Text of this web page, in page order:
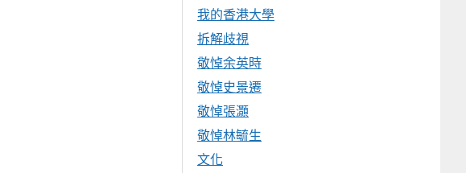
我的香港大學
拆解歧視
敬悼余英時
敬悼史景遷
敬悼張灝
敬悼林毓生
文化